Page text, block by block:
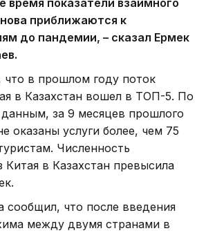
приближаются к
до пандемии, – сказал Ермек
что в прошлом году поток
в Казахстан вошел в ТОП-5. По
за 9 месяцев прошлого
оказаны услуги более, чем 75
Численность
в Казахстан превысила
сообщил, что после введения
между двумя странами в